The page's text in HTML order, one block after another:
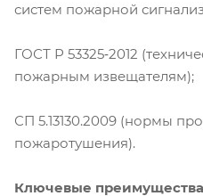
систем пожарной
ГОСТ Р 53325‑2012
пожарным извещателям);
СП 5.13130.2009 (нормы
пожаротушения).
Ключевые